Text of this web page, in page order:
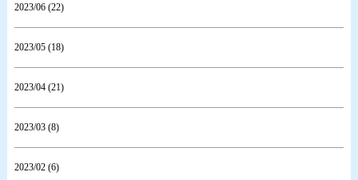
2023/06 (22)
2023/05 (18)
2023/04 (21)
2023/03 (8)
2023/02 (6)